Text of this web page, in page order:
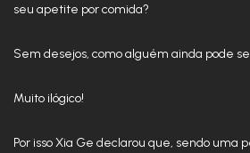
seu apetite por comida?
Sem desejos, como alguém ainda pode
Muito ilógico!
Por isso Xia Ge declarou que, sendo uma